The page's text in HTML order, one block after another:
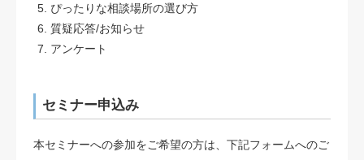
ぴったりな相談場所の選び方
質疑応答/お知らせ
アンケート
セミナー申込み
本セミナーへの参加をご希望の方は、下記フォームへのご